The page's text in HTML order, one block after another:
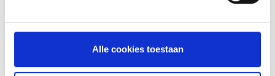
Alle cookies toestaan